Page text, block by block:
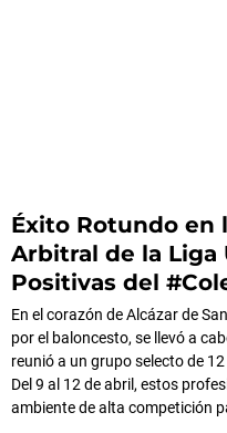
Éxito Rotundo en
Arbitral de la Liga
Positivas del
En el corazón de Alcázar de
por el baloncesto, se llevó a
reunió a un grupo selecto de
Del 9 al 12 de abril, estos
ambiente de alta competición